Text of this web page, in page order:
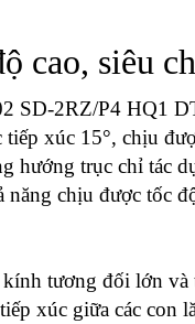
cao, siêu
SD-2RZ/P4 HQ1
tiếp xúc 15°, chịu
hướng trục chỉ tác
chịu được tốc
tương đối lớn
xúc giữa các con